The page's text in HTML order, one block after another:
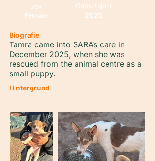
Sex
Female
Geburtsjahr
2025
Biografie
Tamra came into SARA’s care in
December 2025, when she was
rescued from the animal centre as a
small puppy.
Hintergrund